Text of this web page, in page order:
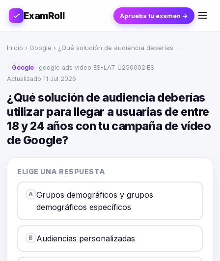
ExamRoll Aprueba tu examen →
Inicio › Google › ¿Qué solución de audiencia deberías …
Google google ads video ES-LAT U250002·ES·
Actualizado 11 Jul 2026
¿Qué solución de audiencia deberías
utilizar para llegar a usuarias de entre
18 y 24 años con tu campaña de vídeo
de Google?
ELIGE UNA RESPUESTA
A Grupos demográficos y grupos
demográficos específicos
B Audiencias personalizadas